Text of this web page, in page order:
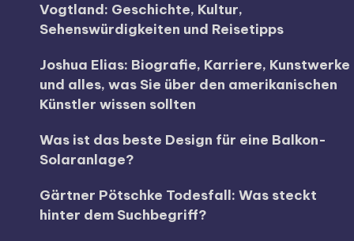
Vogtland: Geschichte, Kultur,
Sehenswürdigkeiten und Reisetipps
Joshua Elias: Biografie, Karriere, Kunstwerke
und alles, was Sie über den amerikanischen
Künstler wissen sollten
Was ist das beste Design für eine Balkon-
Solaranlage?
Gärtner Pötschke Todesfall: Was steckt
hinter dem Suchbegriff?